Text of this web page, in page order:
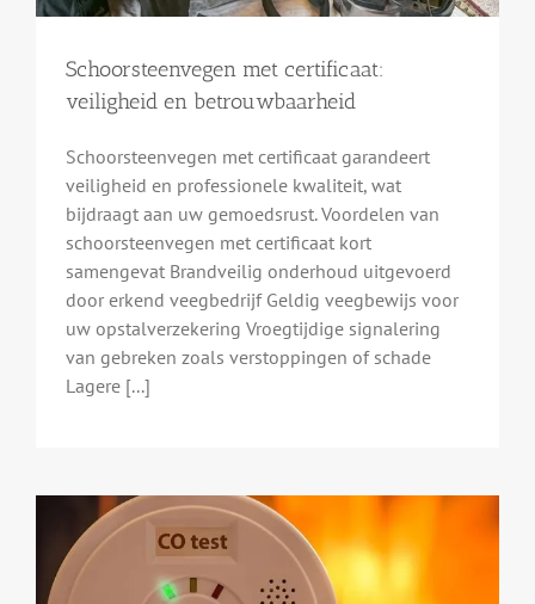
Schoorsteenvegen met certificaat:
veiligheid en betrouwbaarheid
Schoorsteenvegen met certificaat garandeert
veiligheid en professionele kwaliteit, wat
bijdraagt aan uw gemoedsrust. Voordelen van
schoorsteenvegen met certificaat kort
samengevat Brandveilig onderhoud uitgevoerd
door erkend veegbedrijf Geldig veegbewijs voor
uw opstalverzekering Vroegtijdige signalering
van gebreken zoals verstoppingen of schade
Lagere [...]